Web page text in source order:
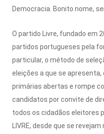
Democracia. Bonito nome,
O partido Livre, fundado em
partidos portugueses pela
par­ticular, o método de
eleições a que se
primárias abertas e rompe
candidatos por convite de
todos os cidadãos eleitores
LIVRE, desde que se